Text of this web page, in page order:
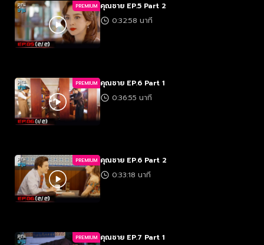
PREMIUM คุณชาย EP.5 Part 2
0:32:58 นาที
PREMIUM คุณชาย EP.6 Part 1
0:36:55 นาที
PREMIUM คุณชาย EP.6 Part 2
0:33:18 นาที
PREMIUM คุณชาย EP.7 Part 1